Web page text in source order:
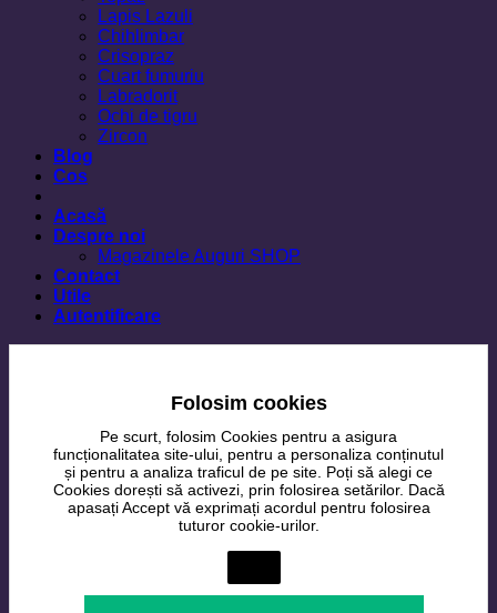
Lapis Lazuli
Chihlimbar
Crisopraz
Cuart fumuriu
Labradorit
Ochi de tigru
Zircon
Blog
Cos
Acasă
Despre noi
Magazinele Auguri SHOP
Contact
Utile
Autentificare
Folosim cookies
Pe scurt, folosim Cookies pentru a asigura
funcționalitatea site-ului, pentru a personaliza conținutul
și pentru a analiza traficul de pe site. Poți să alegi ce
Cookies dorești să activezi, prin folosirea setărilor. Dacă
apasați Accept vă exprimați acordul pentru folosirea
tuturor cookie-urilor.